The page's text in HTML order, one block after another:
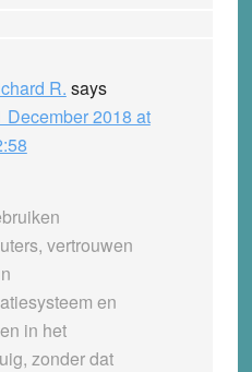
R. says
December 2018 at
vertrouwen
en
in het
zonder dat